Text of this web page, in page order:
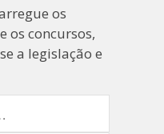
os
os concursos,
a legislação e